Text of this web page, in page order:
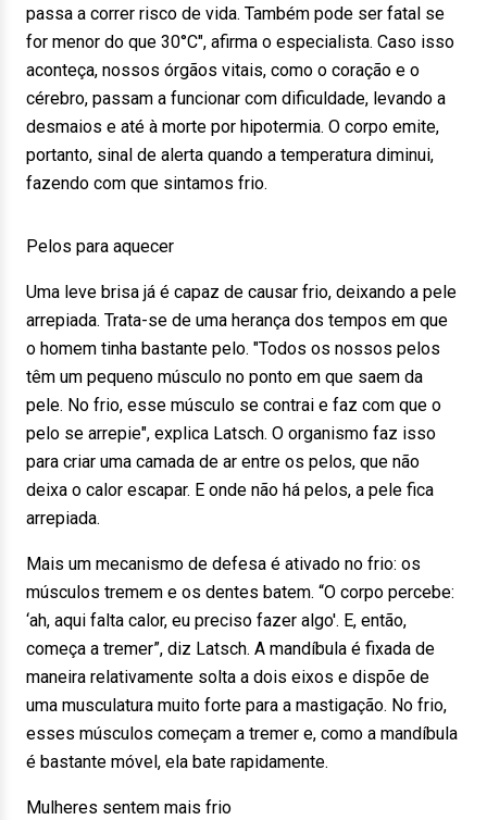
passa a correr risco de vida. Também pode ser fatal se
for menor do que 30°C", afirma o especialista. Caso isso
aconteça, nossos órgãos vitais, como o coração e o
cérebro, passam a funcionar com dificuldade, levando a
desmaios e até à morte por hipotermia. O corpo emite,
portanto, sinal de alerta quando a temperatura diminui,
fazendo com que sintamos frio.
Pelos para aquecer
Uma leve brisa já é capaz de causar frio, deixando a pele
arrepiada. Trata-se de uma herança dos tempos em que
o homem tinha bastante pelo. "Todos os nossos pelos
têm um pequeno músculo no ponto em que saem da
pele. No frio, esse músculo se contrai e faz com que o
pelo se arrepie", explica Latsch. O organismo faz isso
para criar uma camada de ar entre os pelos, que não
deixa o calor escapar. E onde não há pelos, a pele fica
arrepiada.
Mais um mecanismo de defesa é ativado no frio: os
músculos tremem e os dentes batem. “O corpo percebe:
‘ah, aqui falta calor, eu preciso fazer algo'. E, então,
começa a tremer”, diz Latsch. A mandíbula é fixada de
maneira relativamente solta a dois eixos e dispõe de
uma musculatura muito forte para a mastigação. No frio,
esses músculos começam a tremer e, como a mandíbula
é bastante móvel, ela bate rapidamente.
Mulheres sentem mais frio